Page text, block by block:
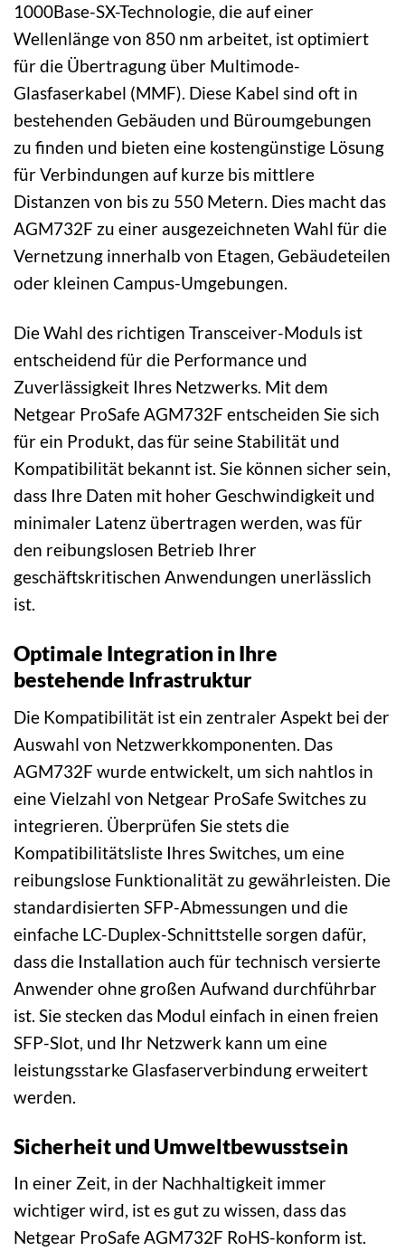
1000Base-SX-Technologie, die auf einer
Wellenlänge von 850 nm arbeitet, ist optimiert
für die Übertragung über Multimode-
Glasfaserkabel (MMF). Diese Kabel sind oft in
bestehenden Gebäuden und Büroumgebungen
zu finden und bieten eine kostengünstige Lösung
für Verbindungen auf kurze bis mittlere
Distanzen von bis zu 550 Metern. Dies macht das
AGM732F zu einer ausgezeichneten Wahl für die
Vernetzung innerhalb von Etagen, Gebäudeteilen
oder kleinen Campus-Umgebungen.
Die Wahl des richtigen Transceiver-Moduls ist
entscheidend für die Performance und
Zuverlässigkeit Ihres Netzwerks. Mit dem
Netgear ProSafe AGM732F entscheiden Sie sich
für ein Produkt, das für seine Stabilität und
Kompatibilität bekannt ist. Sie können sicher sein,
dass Ihre Daten mit hoher Geschwindigkeit und
minimaler Latenz übertragen werden, was für
den reibungslosen Betrieb Ihrer
geschäftskritischen Anwendungen unerlässlich
ist.
Optimale Integration in Ihre
bestehende Infrastruktur
Die Kompatibilität ist ein zentraler Aspekt bei der
Auswahl von Netzwerkkomponenten. Das
AGM732F wurde entwickelt, um sich nahtlos in
eine Vielzahl von Netgear ProSafe Switches zu
integrieren. Überprüfen Sie stets die
Kompatibilitätsliste Ihres Switches, um eine
reibungslose Funktionalität zu gewährleisten. Die
standardisierten SFP-Abmessungen und die
einfache LC-Duplex-Schnittstelle sorgen dafür,
dass die Installation auch für technisch versierte
Anwender ohne großen Aufwand durchführbar
ist. Sie stecken das Modul einfach in einen freien
SFP-Slot, und Ihr Netzwerk kann um eine
leistungsstarke Glasfaserverbindung erweitert
werden.
Sicherheit und Umweltbewusstsein
In einer Zeit, in der Nachhaltigkeit immer
wichtiger wird, ist es gut zu wissen, dass das
Netgear ProSafe AGM732F RoHS-konform ist.